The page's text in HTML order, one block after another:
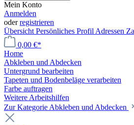
Mein Konto
Anmelden
oderregistrieren
Übersicht Persönliches Profil Adressen
0,00 €*
Home
Abkleben und Abdecken
Untergrund bearbeiten
Tapeten und Bodenbeläge verarbeiten
Farbe auftragen
Weitere Arbeitshilfen
Zur Kategorie Abkleben und Abdecken